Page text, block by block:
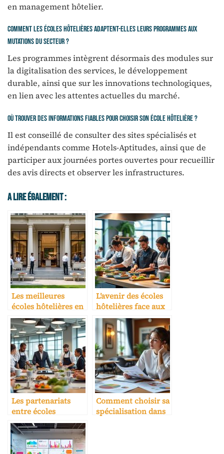
en management hôtelier.
Comment les écoles hôtelières adaptent-elles leurs programmes aux
mutations du secteur ?
Les programmes intègrent désormais des modules sur
la digitalisation des services, le développement
durable, ainsi que sur les innovations technologiques,
en lien avec les attentes actuelles du marché.
Où trouver des informations fiables pour choisir son école hôtelière ?
Il est conseillé de consulter des sites spécialisés et
indépendants comme Hotels-Aptitudes, ainsi que de
participer aux journées portes ouvertes pour recueillir
des avis directs et observer les infrastructures.
A Lire Également :
Les meilleures
écoles hôtelières en
France
L’avenir des écoles
hôtelières face aux
nouvelles
générations
Les partenariats
entre écoles
hôtelières et
entreprises
Comment choisir sa
spécialisation dans